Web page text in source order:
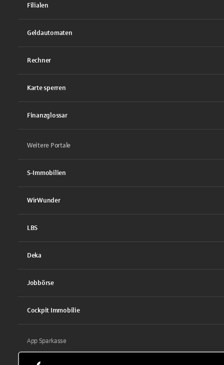
Filialen
Geldautomaten
Rechner
Karte sperren
Finanzglossar
Weitere Portale
S-Immobilien
WirWunder
LBS
Deka
Jobbörse
Cockpit Immobilie
App Sparkasse